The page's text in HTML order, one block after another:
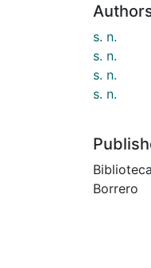
s. n.
s. n.
s. n.
s. n.
Borrero